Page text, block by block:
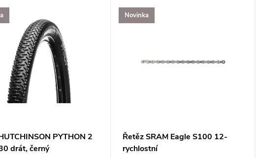
PYTHON 2
drát, černý
Novinka
Řetěz SRAM Eagle S100 12-
rychlostní